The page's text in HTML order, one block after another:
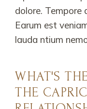
dolore. Tempore
Earum est
lauda ntium
WHAT'S
THE